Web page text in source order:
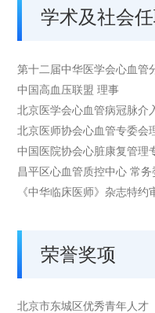
学术及社会
第十二届中华医学会心血管
中国高血压联盟 理事
北京医学会心血管病冠脉介
北京医师协会心血管专委会
中国医院协会心脏康复管理
昌平区心血管质控中心 常务
《中华临床医师》杂志特约
荣誉奖项
北京市东城区优秀青年人才